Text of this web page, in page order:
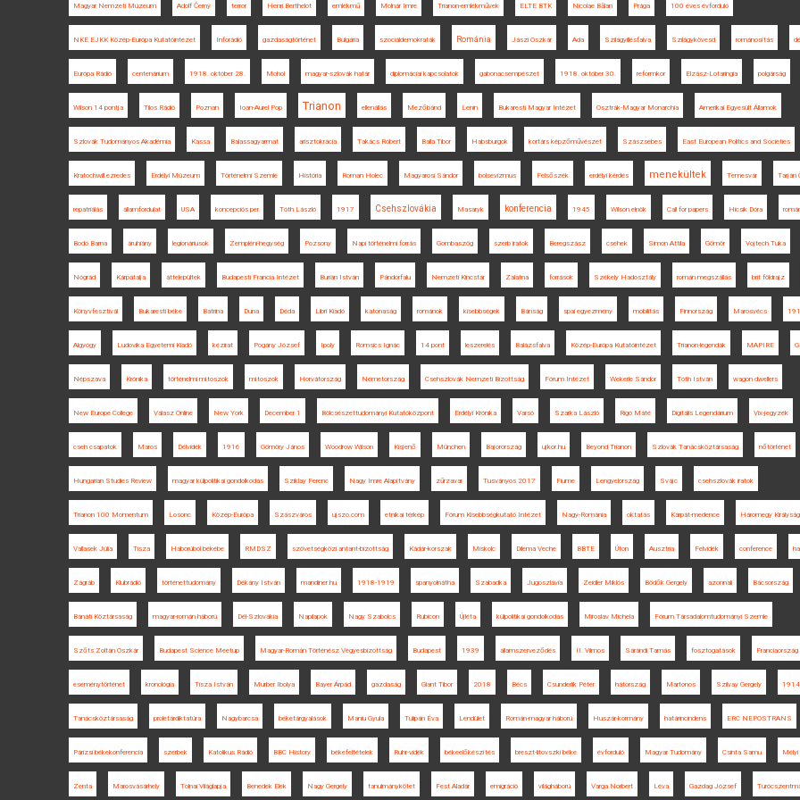
Magyar Nemzeti Múzeum Adolf Černý terror Henri Berthelot emlékmű Molnár Imre Trianon-emlékművek ELTE BTK Nicolae Bălan Prága 100 éves évforduló
NKE EJKK Közép-Európa Kutatóintézet Inforádió gazdaságtörténet Bulgária szociáldemokraták Románia Jászi Oszkár Ada Szilágyillésfalva Szilágykövesd románosítás
Európa Rádió centenárium 1918. október 28. Mohol magyar-szlovák határ diplomáciai kapcsolatok gabonacsempészet 1918. október 30. reformkor Elzász-Lotaringia polgárság
Wilson 14 pontja Tilos Rádió Poznan Ioan-Aurel Pop Trianon ellenállás Mezőbánd Lenin Bukaresti Magyar Intézet Osztrák-Magyar Monarchia Amerikai Egyesült Államok
Szlovák Tudományos Akadémia Kassa Balassagyarmat arisztokrácia Takács Róbert Balla Tibor Habsburgok kortárs képzőművészet Szászsebes East European Politics and Societies
Kratochwill ezredes Erdélyi Múzeum Történelmi Szemle História Roman Holec Magyarosi Sándor bolsevizmus Felsőszék erdélyi kérdés menekültek Temesvár Tarján
repatriálás államfordulat USA koncepciós per Tóth László 1917 Csehszlovákia Masaryk konferencia 1945 Wilson elnök Call for papers Hicsik Dóra
Bodó Barna áruhiány legionáriusok Zempléni-hegység Pozsony Napi történelmi forrás Gombaszög szerb iratok Beregszász csehek Simon Attila Gömör Vojtech Tuka
Nógrád Kárpátalja áttelepültek Budapesti Francia Intézet Burián István Pándorfalu Nemzeti Kincstár Zalatna források Székely Hadosztály román megszállás brit földrajz
Könyvfesztivál Bukaresti béke Batrina Duna Déda Libri Kiadó katonaság románok kisebbségek Bánság spai egyezmény mobilitás Finnország Marosvécs
Algyógy Ludovika Egyetemi Kiadó kézirat Pogány József Ipoly Romsics Ignác 14 pont leszerelés Balázsfalva Közép-Európa Kutatóintézet Trianon-legendák MAPIRE
Népszava Krónika történelmi mítoszok mítoszok Horvátország Németország Csehszlovák Nemzeti Bizottság Fórum Intézet Wekerle Sándor Tóth István wagon dwellers
New Europe College Válasz Online New York December 1 Bölcsészettudományi Kutatóközpont Erdélyi Krónika Varsó Szarka László Rigó Máté Digitális Legendárium Vix-jegyzék
cseh csapatok Maros Délvidék 1916 Gömöry János Woodrow Wilson Kisjenő München Bajorország ujkor.hu Beyond Trianon Szlovák Tanácsköztársaság nőtörténet
Hungarian Studies Review magyar külpolitikai gondolkodás Sziklay Ferenc Nagy Imre Alapítvány zűrzavar Tusványos 2017 Fiume Lengyelország Svájc csehszlovák iratok
Trianon 100 Momentum Losonc Közép-Európa Szászváros ujszo.com etnikai térkép Fórum Kisebbségkutató Intézet Nagy-Románia oktatás Kárpát-medence Háromegy Királyság
Vallasek Júlia Tisza Háborúból békébe RMDSZ szövetségközi antant-bizottság Kádár-korszak Miskolc Dilema Veche BBTE Úton Ausztria Felvidék conference
Zágráb Klubrádió történettudomány Dékány István mandiner.hu 1918-1919 spanyolnátha Szabadka Jugoszlávia Zeidler Miklós Bödők Gergely azonnali Bácsország
Bánáti Köztársaság magyar-román háború Dél-Szlovákia Napilapok Nagy Szabolcs Rubicon Újléta külpolitikai gondolkodás Miroslav Michela Fórum Társadalomtudományi Szemle
Szőts Zoltán Oszkár Budapest Science Meetup Magyar-Román Történész Vegyesbizottság Budapest 1939 államszerveződés II. Vilmos Sárándi Tamás fosztogatások Franciaország
eseménytörténet kronológia Tisza István Murber Ibolya Bayer Árpád gazdaság Glant Tibor 2018 Bécs Csunderlik Péter hátország Martonos Szilvay Gergely 1914
Tanácsköztársaság proletárdiktatúra Nagybarcsa béketárgyalások Maniu Gyula Tulipán Éva Lendület Román-magyar háború Huszár-kormány határincindens ERC NEPOSTRANS
Párizsi békekonferencia szerbek Katolikus Rádió BBC History békefeltételek Ruhr-vidék békeelőkészítés breszt-litovszki béke évforduló Magyar Tudomány Csinta Samu
Zenta Marosvásárhely Tolnai Világlapja Benedek Elek Nagy Gergely tanulmánykötet Fest Aladár emigráció világháború Varga Norbert Léva Gazdag József